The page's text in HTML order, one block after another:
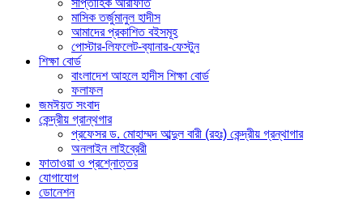
সাপ্তাহিক আরাফাত
মাসিক তর্জুমানুল হাদীস
আমাদের প্রকাশিত বইসমূহ
পোস্টার-লিফলেট-ব্যানার-ফেস্টুন
শিক্ষা বোর্ড
বাংলাদেশ আহলে হাদীস শিক্ষা বোর্ড
ফলাফল
জমঈয়ত সংবাদ
কেন্দ্রীয় গ্রান্থগার
প্রফেসর ড. মোহাম্মদ আব্দুল বারী (রহঃ) কেন্দ্রীয় গ্রন্থাগার
অনলাইন লাইব্রেরী
ফাতাওয়া ও প্রশ্নোত্তর
যোগাযোগ
ডোনেশন